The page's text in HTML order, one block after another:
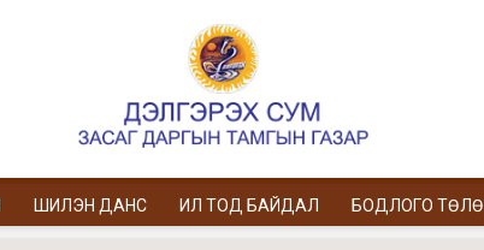
ШИЛЭН ДАНС ИЛ ТОД БАЙДАЛ БОДЛОГО